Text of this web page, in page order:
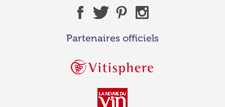
Partenaires officiels